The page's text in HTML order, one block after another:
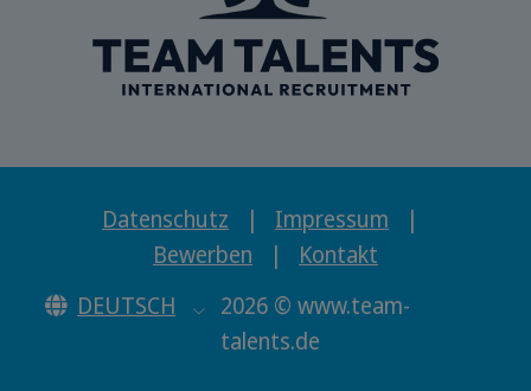
Datenschutz | Impressum
|
Bewerben
|
Kontakt
DEUTSCH
2026 © www.team-
talents.de